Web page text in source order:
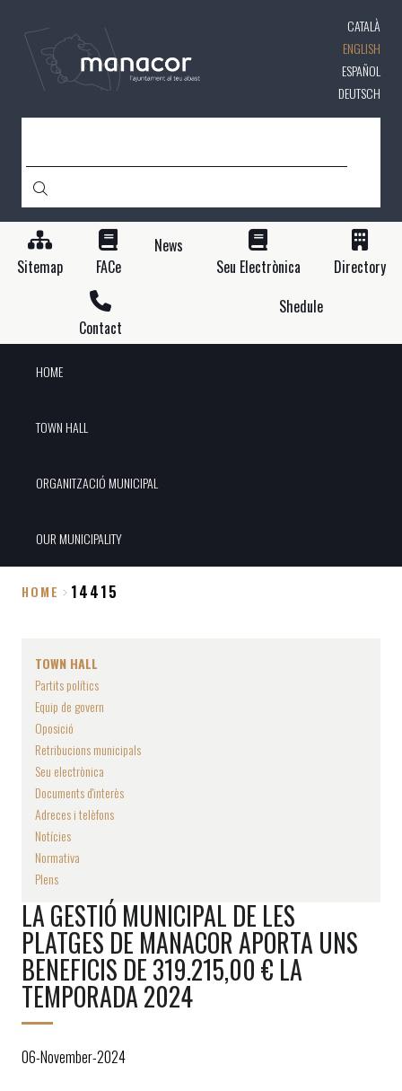
content
CATALÀ
ENGLISH
ESPAÑOL
DEUTSCH
Sitemap FACe
News
Seu Electrònica
Directory
Contact
Shedule
HOME
TOWN HALL
ORGANITZACIÓ MUNICIPAL
OUR MUNICIPALITY
HOME 14415
TOWN HALL
Partits polítics
Equip de govern
Oposició
Retribucions municipals
Seu electrònica
Documents d'interès
Adreces i telèfons
Notícies
Normativa
Plens
LA GESTIÓ MUNICIPAL DE LES
PLATGES DE MANACOR APORTA UNS
BENEFICIS DE 319.215,00 € LA
TEMPORADA 2024
06-November-2024